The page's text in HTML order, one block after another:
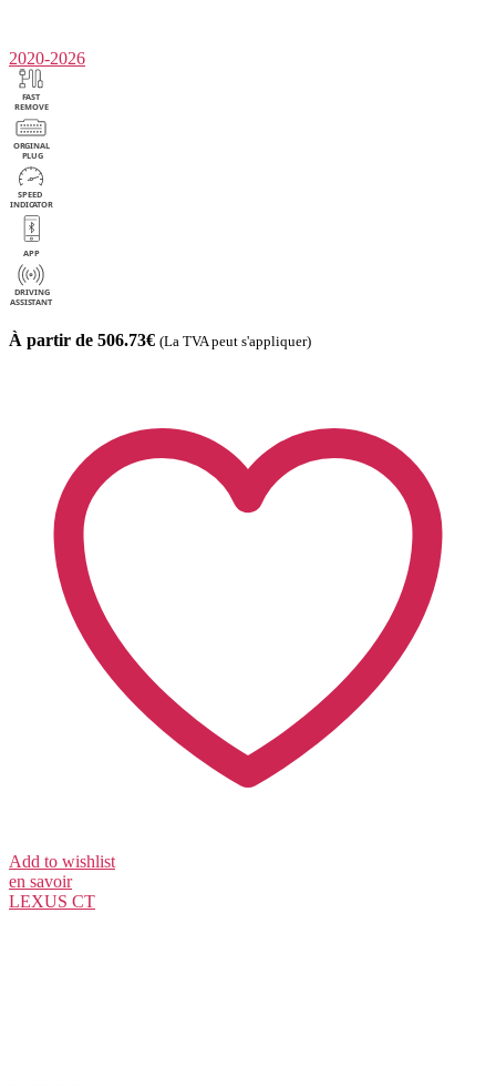
2020-2026
À partir de 506.73€ (La TVA peut s'appliquer)
Add to wishlist
en savoir
LEXUS CT